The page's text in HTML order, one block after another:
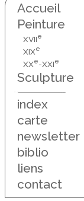
Accueil
Peinture
XVIIe
XIXe
XXe-XXIe
Sculpture
index
carte
newsletter
biblio
liens
contact